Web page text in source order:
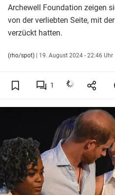
Archewell Foundation zeigen
von der verliebten Seite, mit
verzückt hatten.
(rho/spot) | 19. August 2024 - 22:46 Uhr
1